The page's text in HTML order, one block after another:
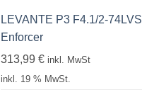
LEVANTE P3 F4.1/2-74LVS
Enforcer
313,99 € inkl. MwSt
inkl. 19 % MwSt.